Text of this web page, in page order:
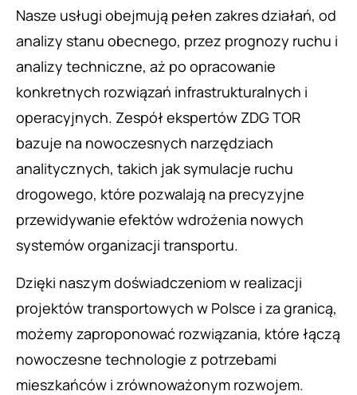
Nasze usługi obejmują pełen zakres działań, od
analizy stanu obecnego, przez prognozy ruchu i
analizy techniczne, aż po opracowanie
konkretnych rozwiązań infrastrukturalnych i
operacyjnych. Zespół ekspertów ZDG TOR
bazuje na nowoczesnych narzędziach
analitycznych, takich jak symulacje ruchu
drogowego, które pozwalają na precyzyjne
przewidywanie efektów wdrożenia nowych
systemów organizacji transportu.
Dzięki naszym doświadczeniom w realizacji
projektów transportowych w Polsce i za granicą,
możemy zaproponować rozwiązania, które łączą
nowoczesne technologie z potrzebami
mieszkańców i zrównoważonym rozwojem.